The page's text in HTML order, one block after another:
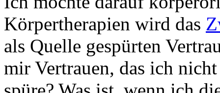
Körpertherapien wird das
als Quelle gespürten
mir Vertrauen, das ich